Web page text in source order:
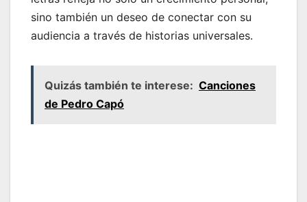
sino también un deseo de conectar con su
audiencia a través de historias universales.
Quizás también te interese: Canciones
de Pedro Capó